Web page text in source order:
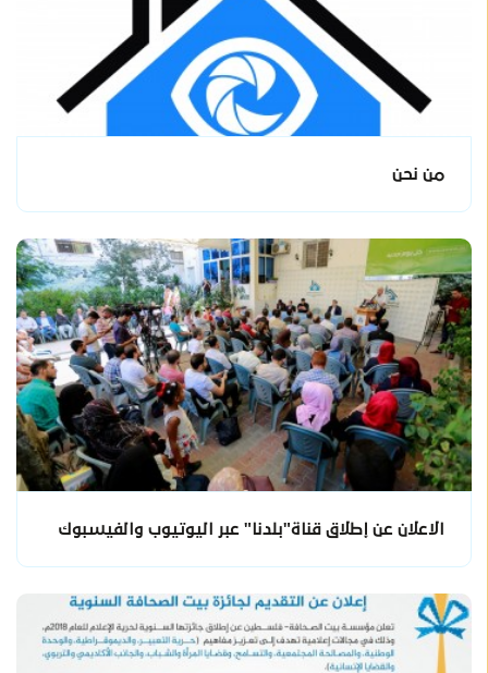
من نحن
الاعلان عن إطلاق قناة"بلدنا" عبر اليوتيوب والفيسبوك